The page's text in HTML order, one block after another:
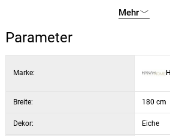
Mehr
Parameter
Marke:
Breite: 180 cm
Dekor: Eiche